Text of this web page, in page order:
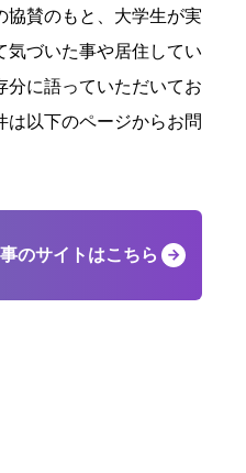
協賛のもと、大学生が実
気づいた事や居住してい
分に語っていただいてお
は以下のページからお問
のサイトはこちら